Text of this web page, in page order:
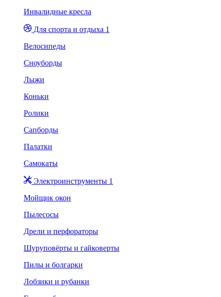
Инвалидные кресла
Для спорта и отдыха 1
Велосипеды
Сноуборды
Лыжи
Коньки
Ролики
Сапборды
Палатки
Самокаты
Электроинструменты 1
Мойщик окон
Пылесосы
Дрели и перфораторы
Шуруповёрты и гайковерты
Пилы и болгарки
Лобзики и рубанки